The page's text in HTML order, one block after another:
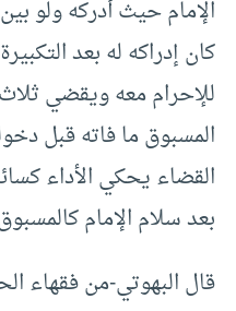
الإمام حيث أدركه ولو
كان إدراكه له بعد
للإحرام معه ويقضي
المسبوق ما فاته قبل
القضاء يحكي الأداء
بعد سلام الإمام
قال البهوتي-من فقهاء